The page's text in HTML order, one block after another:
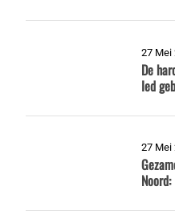
27 Mei
De
Ied
27 Mei
Noord: